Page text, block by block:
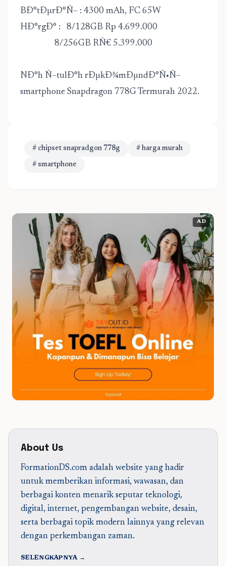
BÐ°tÐµrÐ°Ñ– : 4300 mAh, FC 65W
HÐ°rgÐ° : 8/128GB Rp 4.699.000
8/256GB RÑ€ 5.399.000
NÐ°h Ñ–tulÐ°h rÐµkÐ¾mÐµndÐ°Ñ•Ñ–
smartphone Snapdragon 778G Termurah 2022.
# chipset snapradgon 778g # harga murah
# smartphone
AD
About Us
FormationDS.com adalah website yang hadir
untuk memberikan informasi, wawasan, dan
berbagai konten menarik seputar teknologi,
digital, internet, pengembangan website, desain,
serta berbagai topik modern lainnya yang relevan
dengan perkembangan zaman.
SELENGKAPNYA →